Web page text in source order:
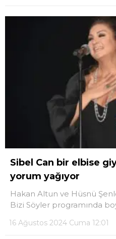
Sibel Can bir elbise
yorum yağıyor
Hakan Altun ve Hüsnü
Bizi Söyler programında
16 Ağustos 2024 Cuma 12:01